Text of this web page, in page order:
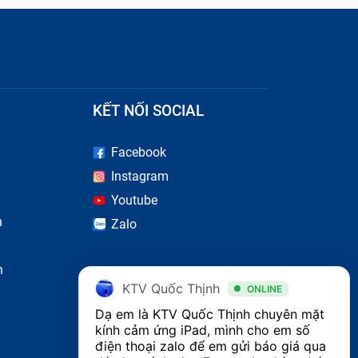
KẾT NỐI SOCIAL
Facebook
Instagram
Youtube
Zalo
KTV Quốc Thịnh ONLINE
Dạ em là KTV Quốc Thịnh chuyên mặt
kính cảm ứng iPad, mình cho em số
điện thoại zalo để em gửi báo giá qua